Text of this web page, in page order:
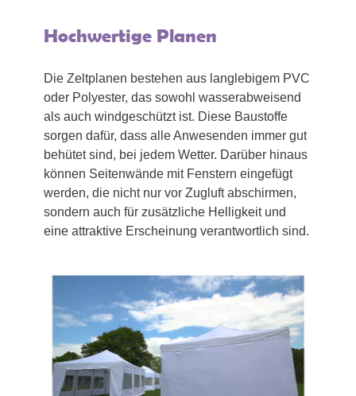
Hochwertige Planen
Die Zeltplanen bestehen aus langlebigem PVC
oder Polyester, das sowohl wasserabweisend
als auch windgeschützt ist. Diese Baustoffe
sorgen dafür, dass alle Anwesenden immer gut
behütet sind, bei jedem Wetter. Darüber hinaus
können Seitenwände mit Fenstern eingefügt
werden, die nicht nur vor Zugluft abschirmen,
sondern auch für zusätzliche Helligkeit und
eine attraktive Erscheinung verantwortlich sind.